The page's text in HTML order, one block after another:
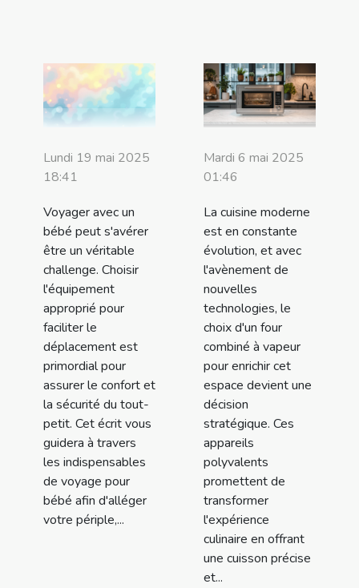
Lundi 19 mai 2025
18:41
Voyager avec un
bébé peut s'avérer
être un véritable
challenge. Choisir
l'équipement
approprié pour
faciliter le
déplacement est
primordial pour
assurer le confort et
la sécurité du tout-
petit. Cet écrit vous
guidera à travers
les indispensables
de voyage pour
bébé afin d'alléger
votre périple,...
Mardi 6 mai 2025
01:46
La cuisine moderne
est en constante
évolution, et avec
l'avènement de
nouvelles
technologies, le
choix d'un four
combiné à vapeur
pour enrichir cet
espace devient une
décision
stratégique. Ces
appareils
polyvalents
promettent de
transformer
l'expérience
culinaire en offrant
une cuisson précise
et...